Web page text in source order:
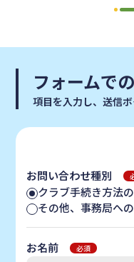
フォームで
項目を入力し、送信ボ
お問い合わせ種別
クラブ手続き方法
その他、事務局へ
お名前 必須